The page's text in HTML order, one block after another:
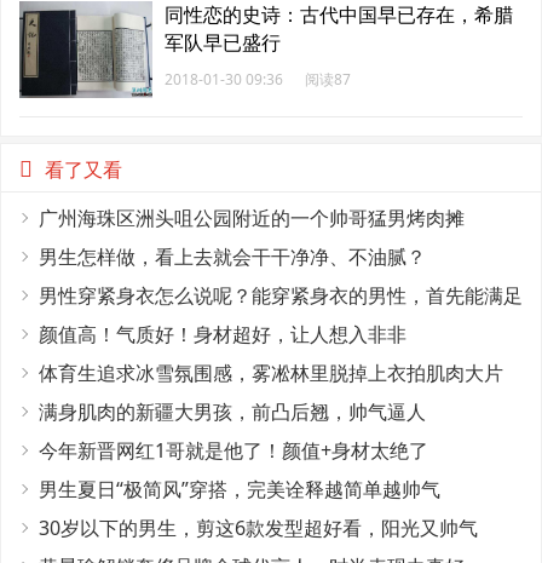
同性恋的史诗：古代中国早已存在，希腊
军队早已盛行
2018-01-30 09:36 阅读87
看了又看
广州海珠区洲头咀公园附近的一个帅哥猛男烤肉摊
男生怎样做，看上去就会干干净净、不油腻？
男性穿紧身衣怎么说呢？能穿紧身衣的男性，首先能满足
这4个条件
颜值高！气质好！身材超好，让人想入非非
体育生追求冰雪氛围感，雾凇林里脱掉上衣拍肌肉大片
满身肌肉的新疆大男孩，前凸后翘，帅气逼人
今年新晋网红1哥就是他了！颜值+身材太绝了
男生夏日“极简风”穿搭，完美诠释越简单越帅气
30岁以下的男生，剪这6款发型超好看，阳光又帅气